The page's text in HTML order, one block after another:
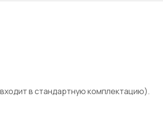
в стандартную комплектацию).